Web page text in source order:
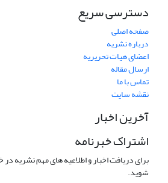
دسترسی سریع
صفحه اصلی
درباره نشریه
اعضای هیات تحریریه
ارسال مقاله
تماس با ما
نقشه سایت
آخرین اخبار
اشتراک خبرنامه
برای دریافت اخبار و اطلاعیه های مهم نشریه
شوید.